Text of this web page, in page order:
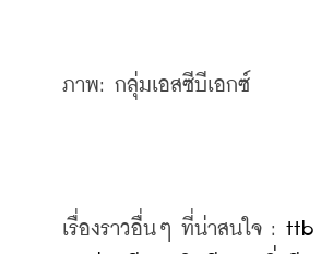
ภาพ: กลุ่มเอสซีบีเอกซ์
เรื่องราวอื่นๆ ที่น่าสนใจ : ttb